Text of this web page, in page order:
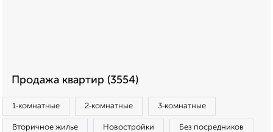
Продажа квартир (3554)
1‑комнатные 2‑комнатные 3‑комнатные
Вторичное жилье Новостройки Без посредников